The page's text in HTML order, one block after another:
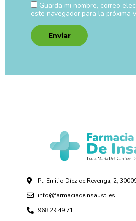
Guarda mi nombre, correo
este navegador para la próxima
Pl. Emilio Díez de Revenga, 2,
info@farmaciadeinsausti.es
968 29 49 71